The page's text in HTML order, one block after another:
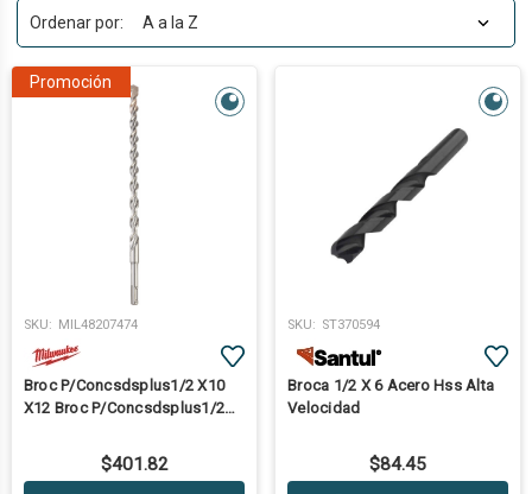
Ordenar por:
Promoción
SKU: MIL48207474
Broc P/Concsdsplus1/2 X10
X12 Broc P/Concsdsplus1/2
$401.82
SKU: ST370594
Broca 1/2 X 6 Acero Hss Alta
Velocidad
$84.45